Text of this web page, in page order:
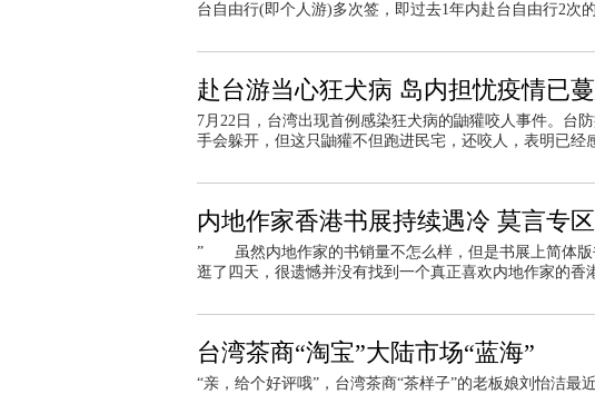
台自由行(即个人游)多次签，即过去1年内赴台自由行2次
赴台游当心狂犬病 岛内担忧疫情已
7月22日，台湾出现首例感染狂犬病的鼬獾咬人事件。台
手会躲开，但这只鼬獾不但跑进民宅，还咬人，表明已经
内地作家香港书展持续遇冷 莫言专
” 虽然内地作家的书销量不怎么样，但是书展上简体
逛了四天，很遗憾并没有找到一个真正喜欢内地作家的香
台湾茶商“淘宝”大陆市场“蓝海”
“亲，给个好评哦”，台湾茶商“茶样子”的老板娘刘怡洁最